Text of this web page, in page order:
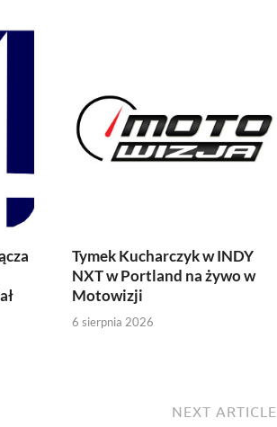
Tymek Kucharczyk w INDY
NXT w Portland na żywo w
Motowizji
6 sierpnia 2026
NEXT ARTICLE